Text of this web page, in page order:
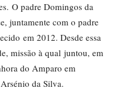
O padre Domingos da
juntamente com o padre
em 2012. Desde essa
missão à qual juntou, em
do Amparo em
da Silva.